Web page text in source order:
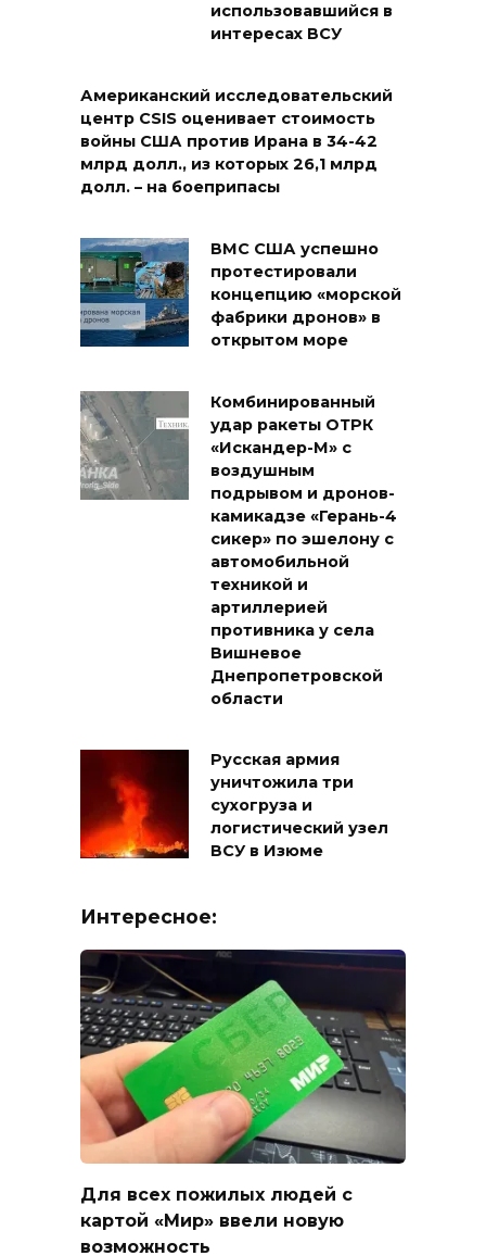
использовавшийся в
интересах ВСУ
Американский исследовательский
центр CSIS оценивает стоимость
войны США против Ирана в 34-42
млрд долл., из которых 26,1 млрд
долл. – на боеприпасы
ВМС США успешно
протестировали
концепцию «морской
фабрики дронов» в
открытом море
Комбинированный
удар ракеты ОТРК
«Искандер-М» с
воздушным
подрывом и дронов-
камикадзе «Герань-4
сикер» по эшелону с
автомобильной
техникой и
артиллерией
противника у села
Вишневое
Днепропетровской
области
Русская армия
уничтожила три
сухогруза и
логистический узел
ВСУ в Изюме
Интересное:
Для всех пожилых людей с
картой «Мир» ввели новую
возможность